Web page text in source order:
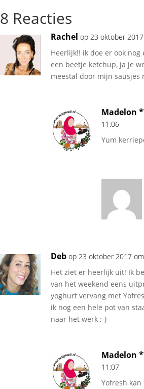
8 Reacties
Rachel op 23 oktober
Heerlijk!! ik doe er ook
een beetje ketchup, ja je
meestal door mijn sausjes
Madelon
11:06
Yum
Deb op 23 oktober 2017
Het ziet er heerlijk uit! Ik
van het weekend eens
yoghurt vervang met
ik nog een hele pot van
naar het werk ;-)
Madelon
11:07
Yofresh